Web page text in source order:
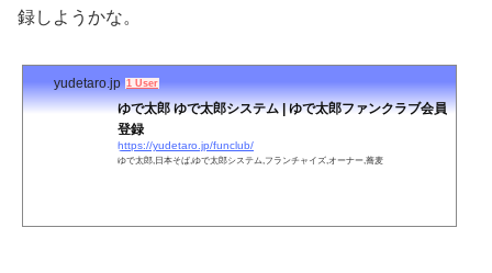
録しようかな。
yudetaro.jp 1 User
ゆで太郎 ゆで太郎システム | ゆで太郎ファンクラブ会員
登録
https://yudetaro.jp/funclub/
ゆで太郎,日本そば,ゆで太郎システム,フランチャイズ,オーナー,蕎麦